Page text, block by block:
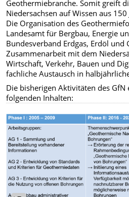
Geothermiebranche. Somit greift
Niedersachsen auf Wissen aus
Die Organisation des
Landesamt für Bergbau, Energie
Bundesverband Erdgas, Erdöl und
Zusammenarbeit mit dem
Wirtschaft, Verkehr, Bauen und
fachliche Austausch in
Die bisherigen Aktivitäten des
folgenden Inhalten: